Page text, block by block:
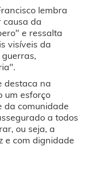
lembra
causa da
e ressalta
visíveis da
destaca na
um esforço
da comunidade
a todos
ou seja, a
e com dignidade